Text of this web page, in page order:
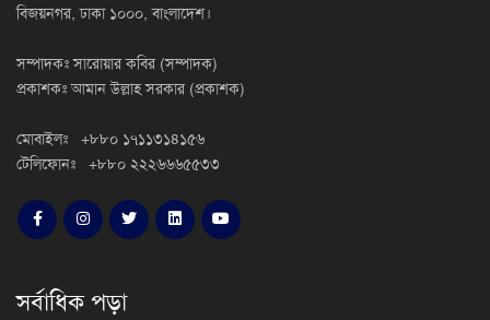
বিজয়নগর, ঢাকা ১০০০, বাংলাদেশ।
সম্পাদকঃ সারোয়ার কবির (সম্পাদক)
প্রকাশকঃ আমান উল্লাহ সরকার (প্রকাশক)
মোবাইলঃ +৮৮০ ১৭১১৩১৪১৫৬
টেলিফোনঃ +৮৮০ ২২২৬৬৬৫৫৩৩
সর্বাধিক পড়া